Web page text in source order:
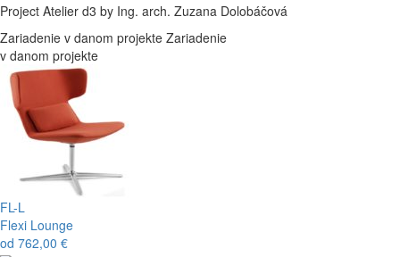
Project Atelier d3 by Ing. arch. Zuzana Dolobáčová
Zariadenie v danom projekte Zariadenie
v danom projekte
FL-L
Flexi Lounge
od 762,00 €